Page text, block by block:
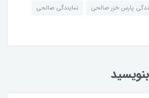
پارس خزر صالحی
نمایندگی صالحی